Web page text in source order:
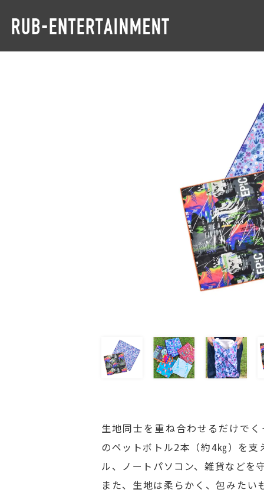
生地同士を重ね合わせるだけで
のペットボトル2本（約4㎏）を
ル、ノートパソコン、雑貨などを
また、生地は柔らかく、包みた